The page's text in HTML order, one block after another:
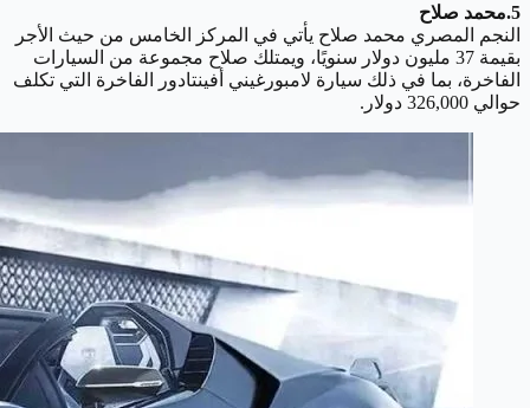
5.محمد صلاح
النجم المصري محمد صلاح يأتي في المركز الخامس من حيث الأجر
بقيمة 37 مليون دولار سنويًا، ويمتلك صلاح مجموعة من السيارات
الفاخرة، بما في ذلك سيارة لامبورغيني أفينتادور الفاخرة التي تكلف
حوالي 326,000 دولار.